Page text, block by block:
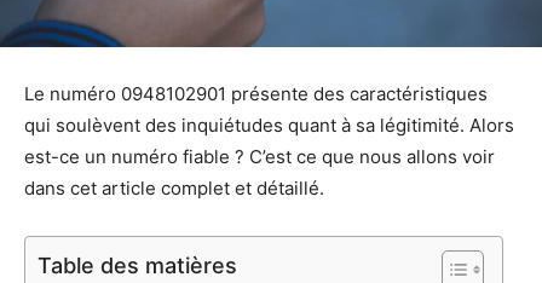
Le numéro 0948102901 présente des caractéristiques
qui soulèvent des inquiétudes quant à sa légitimité. Alors
est-ce un numéro fiable ? C’est ce que nous allons voir
dans cet article complet et détaillé.
Table des matières